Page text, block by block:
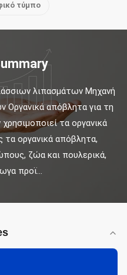
τύμπο
λιπασμάτων Μηχανή
Οργανικά απόβλητα για τη
τα οργανικά
οργανικά απόβλητα,
ζώα και πουλερικά,
προϊ...